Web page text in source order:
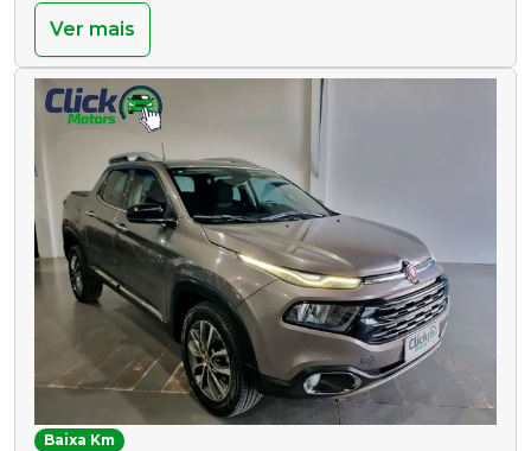
Ver mais
Baixa Km